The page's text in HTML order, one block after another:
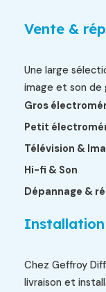
Vente &
Une large
image et son de
Gros
Petit
Télévision &
Hi-fi & Son
Dépannage &
Chez Geffroy
livraison et